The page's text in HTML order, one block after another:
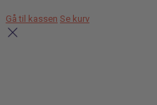
Gå til kassen Se kurv